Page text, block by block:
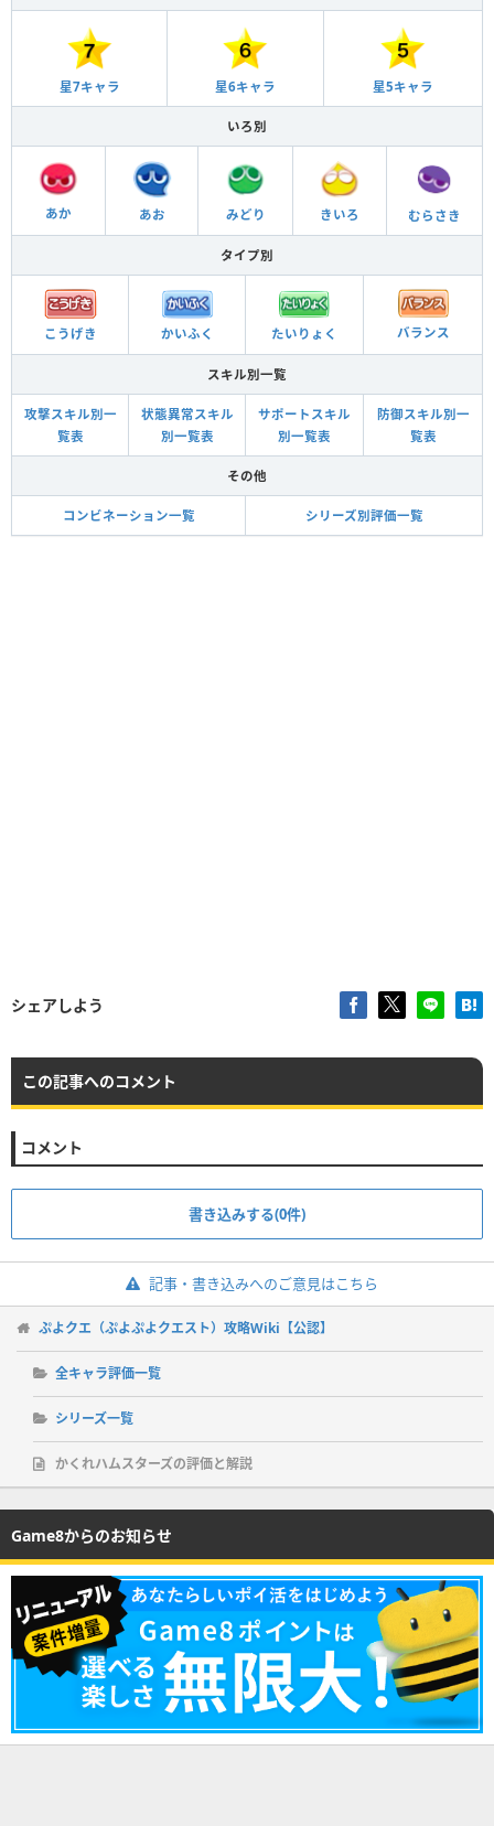
星7キャラ 星6キャラ 星5キャラ
いろ別
あか あお みどり きいろ むらさき
タイプ別
こうげき かいふく たいりょく バランス
スキル別一覧
攻撃スキル別一
覧表
状態異常スキル
別一覧表
サポートスキル
別一覧表
防御スキル別一
覧表
その他
コンビネーション一覧 シリーズ別評価一覧
シェアしよう
この記事へのコメント
コメント
書き込みする(0件)
記事・書き込みへのご意見はこちら
ぷよクエ（ぷよぷよクエスト）攻略Wiki【公認】
全キャラ評価一覧
シリーズ一覧
かくれハムスターズの評価と解説
Game8からのお知らせ